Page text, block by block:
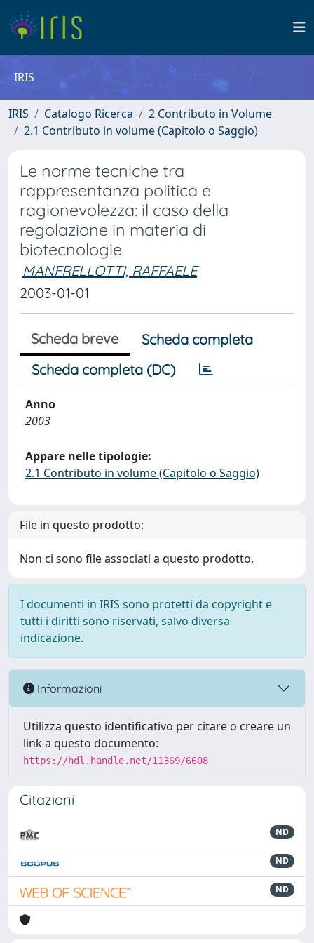
IRIS
IRIS Catalogo Ricerca
2 Contributo in Volume
2.1 Contributo in volume (Capitolo o Saggio)
Le norme tecniche tra
rappresentanza politica e
ragionevolezza: il caso della
regolazione in materia di
biotecnologie
MANFRELLOTTI, RAFFAELE
2003-01-01
Scheda breve
Scheda completa
Scheda completa (DC)
Anno
2003
Appare nelle tipologie:
2.1 Contributo in volume (Capitolo o Saggio)
File in questo prodotto:
Non ci sono file associati a questo prodotto.
I documenti in IRIS sono protetti da copyright e
tutti i diritti sono riservati, salvo diversa
indicazione.
Informazioni
Utilizza questo identificativo per citare o creare un
link a questo documento:
https://hdl.handle.net/11369/6608
Citazioni
ND
ND
ND